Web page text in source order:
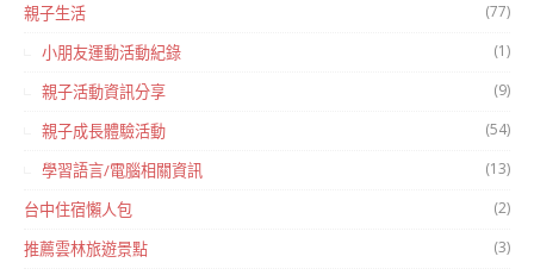
親子生活 (77)
小朋友運動活動紀錄 (1)
親子活動資訊分享 (9)
親子成長體驗活動 (54)
學習語言/電腦相關資訊 (13)
台中住宿懶人包 (2)
推薦雲林旅遊景點 (3)